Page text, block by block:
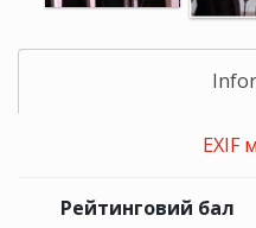
EXIF
Рейтинговий бал